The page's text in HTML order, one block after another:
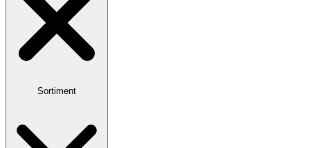
Sortiment